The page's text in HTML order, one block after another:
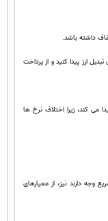
داشته باشد.
ارز پیدا کنید و از پرداخت
می کند، زیرا اختلاف نرخ ها
وجه دارند نیز، از معیارهای